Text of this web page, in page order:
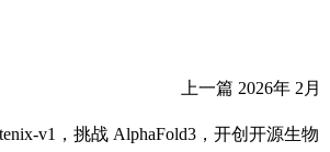
上一篇 2026年 2月